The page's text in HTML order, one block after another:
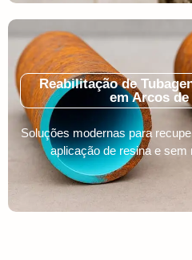
Reabilitação de
em Arcos de
Soluções modernas para
aplicação de resina e sem